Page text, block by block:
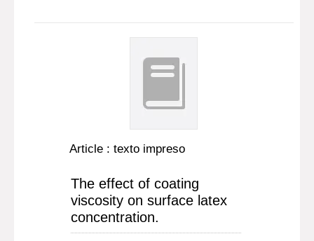
Article : texto impreso
The effect of coating
viscosity on surface latex
concentration.